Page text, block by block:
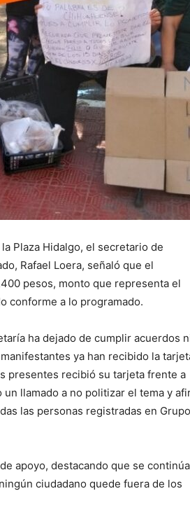
Plaza Hidalgo, el secretario de
Rafael Loera, señaló que el
pesos, monto que representa el
conforme a lo programado.
ha dejado de cumplir acuerdos
ya han recibido la
presentes recibió su tarjeta frente a
llamado a no politizar el tema y
las personas registradas en
apoyo, destacando que se
ciudadano quede fuera de los